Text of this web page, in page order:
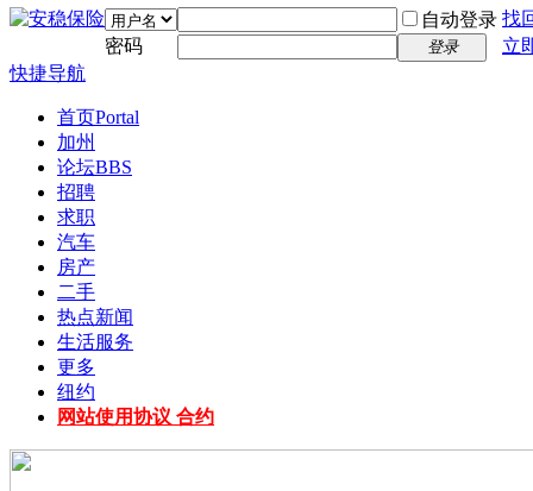
自动登录 找
密码
登录
立
快捷导航
首页Portal
加州
论坛BBS
招聘
求职
汽车
房产
二手
热点新闻
生活服务
更多
纽约
网站使用协议 合约